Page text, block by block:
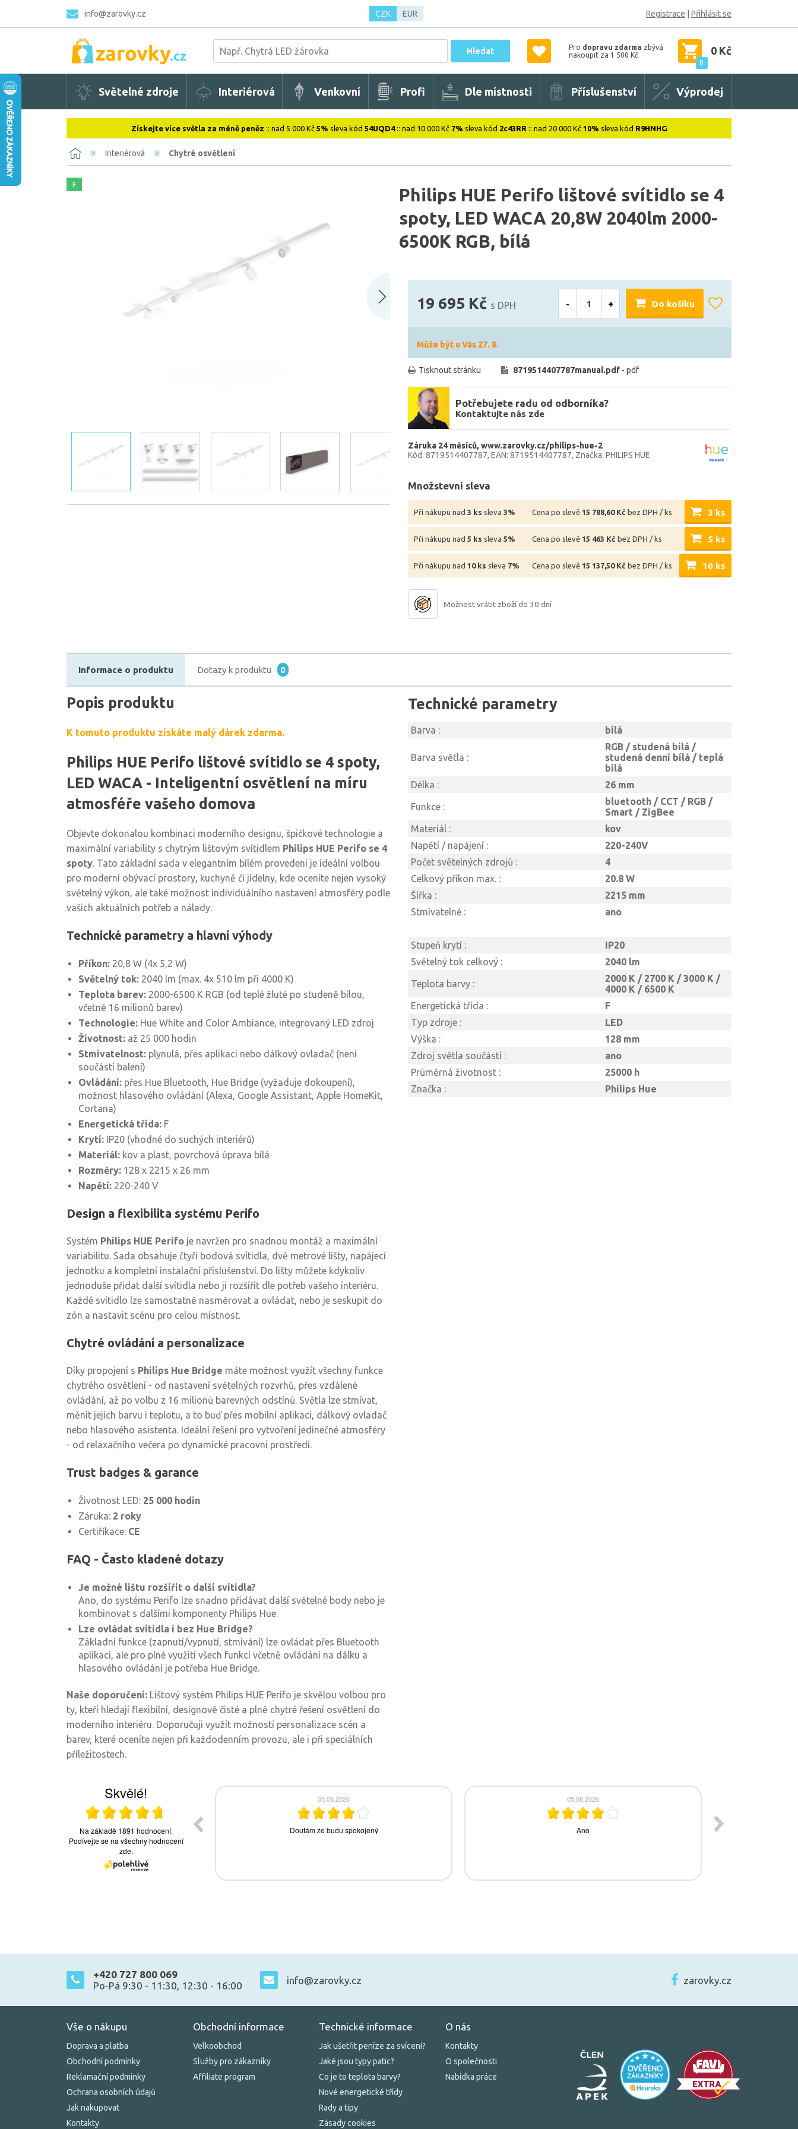
info@zarovky.cz CZK EUR Registrace Přihlásit se
Hledat Pro dopravu zdarma zbývá
nakoupit za 1 500 Kč
0
0 Kč
Světelné zdroje Interiérová Venkovní Profi Dle místnosti Příslušenství Výprodej
Získejte více světla za méně peněz :: nad 5 000 Kč 5% sleva kód 54UQD4:: nad 10 000 Kč 7% sleva kód 2c43RR :: nad 20 000 Kč 10% sleva kód R9HNHG
Interiérová Chytré osvětlení
Philips HUE Perifo lištové svítidlo se 4
spoty, LED WACA 20,8W 2040lm 2000-
6500K RGB, bílá
F
19 695 Kč s DPH - + Do košíku
Může být u Vás 27. 8.
Tisknout stránku 8719514407787manual.pdf - pdf
Potřebujete radu od odborníka?
Kontaktujte nás zde
Záruka 24 měsíců www.zarovky.cz/philips-hue-2
Kód: 8719514407787 EAN: 8719514407787 Značka: PHILIPS HUE
Množstevní sleva
Při nákupu nad 3 ks sleva 3% Cena po slevě 15 788,60 Kč bez DPH / ks 3 ks
Při nákupu nad 5 ks sleva 5% Cena po slevě 15 463 Kč bez DPH / ks 5 ks
Při nákupu nad 10 ks sleva 7% Cena po slevě 15 137,50 Kč bez DPH / ks 10 ks
Možnost vrátit zboží do 30 dní
Informace o produktu Dotazy k produktu 0
Popis produktu
K tomuto produktu získáte malý dárek zdarma.
Philips HUE Perifo lištové svítidlo se 4 spoty,
LED WACA - Inteligentní osvětlení na míru
atmosféře vašeho domova
Objevte dokonalou kombinaci moderního designu, špičkové technologie a
maximální variability s chytrým lištovým svítidlem Philips HUE Perifo se 4
spoty. Tato základní sada v elegantním bílém provedení je ideální volbou
pro moderní obývací prostory, kuchyně či jídelny, kde oceníte nejen vysoký
světelný výkon, ale také možnost individuálního nastavení atmosféry podle
vašich aktuálních potřeb a nálady.
Technické parametry a hlavní výhody
Příkon: 20,8 W (4x 5,2 W)
Světelný tok: 2040 lm (max. 4x 510 lm při 4000 K)
Teplota barev: 2000-6500 K RGB (od teplé žluté po studeně bílou,
včetně 16 milionů barev)
Technologie: Hue White and Color Ambiance, integrovaný LED zdroj
Životnost: až 25 000 hodin
Stmívatelnost: plynulá, přes aplikaci nebo dálkový ovladač (není
součástí balení)
Ovládání: přes Hue Bluetooth, Hue Bridge (vyžaduje dokoupení),
možnost hlasového ovládání (Alexa, Google Assistant, Apple HomeKit,
Cortana)
Energetická třída: F
Krytí: IP20 (vhodné do suchých interiérů)
Materiál: kov a plast, povrchová úprava bílá
Rozměry: 128 x 2215 x 26 mm
Napětí: 220-240 V
Design a flexibilita systému Perifo
Systém Philips HUE Perifo je navržen pro snadnou montáž a maximální
variabilitu. Sada obsahuje čtyři bodová svítidla, dvě metrové lišty, napájecí
jednotku a kompletní instalační příslušenství. Do lišty můžete kdykoliv
jednoduše přidat další svítidla nebo ji rozšířit dle potřeb vašeho interiéru.
Každé svítidlo lze samostatně nasměrovat a ovládat, nebo je seskupit do
zón a nastavit scénu pro celou místnost.
Chytré ovládání a personalizace
Díky propojení s Philips Hue Bridge máte možnost využít všechny funkce
chytrého osvětlení - od nastavení světelných rozvrhů, přes vzdálené
ovládání, až po volbu z 16 milionů barevných odstínů. Světla lze stmívat,
měnit jejich barvu i teplotu, a to buď přes mobilní aplikaci, dálkový ovladač
nebo hlasového asistenta. Ideální řešení pro vytvoření jedinečné atmosféry
- od relaxačního večera po dynamické pracovní prostředí.
Trust badges & garance
Životnost LED: 25 000 hodin
Záruka: 2 roky
Certifikace: CE
FAQ - Často kladené dotazy
Je možné lištu rozšířit o další svítidla?
Ano, do systému Perifo lze snadno přidávat další světelné body nebo je
kombinovat s dalšími komponenty Philips Hue.
Lze ovládat svítidla i bez Hue Bridge?
Základní funkce (zapnutí/vypnutí, stmívání) lze ovládat přes Bluetooth
aplikaci, ale pro plné využití všech funkcí včetně ovládání na dálku a
hlasového ovládání je potřeba Hue Bridge.
Naše doporučení: Lištový systém Philips HUE Perifo je skvělou volbou pro
ty, kteří hledají flexibilní, designově čisté a plně chytré řešení osvětlení do
moderního interiéru. Doporučuji využít možností personalizace scén a
barev, které oceníte nejen při každodenním provozu, ale i při speciálních
příležitostech.
Technické parametry
Barva : bílá
Barva světla :
RGB / studená bílá /
studená denní bílá / teplá
bílá
Délka :
26 mm
Funkce :
bluetooth / CCT / RGB /
Smart / ZigBee
Materiál :
kov
Napětí / napájení :
220-240V
Počet světelných zdrojů :
4
Celkový příkon max. :
20.8 W
Šířka :
2215 mm
Stmívatelné :
ano
Stupeň krytí :
IP20
Světelný tok celkový :
2040 lm
Teplota barvy :
2000 K / 2700 K / 3000 K /
4000 K / 6500 K
Energetická třída :
F
Typ zdroje :
LED
Výška :
128 mm
Zdroj světla součástí :
ano
Průměrná životnost :
25000 h
Značka :
Philips Hue
+420 727 800 069
Po-Pá 9:30 - 11:30, 12:30 - 16:00
info@zarovky.cz zarovky.cz
Vše o nákupu
Doprava a platba
Obchodní podmínky
Reklamační podmínky
Ochrana osobních údajů
Jak nakupovat
Kontakty
Obchodní informace
Velkoobchod
Služby pro zákazníky
Affiliate program
Technické informace
Jak ušetřit peníze za svícení?
Jaké jsou typy patic?
Co je to teplota barvy?
Nové energetické třídy
Rady a tipy
Zásady cookies
O nás
Kontakty
O společnosti
Nabídka práce